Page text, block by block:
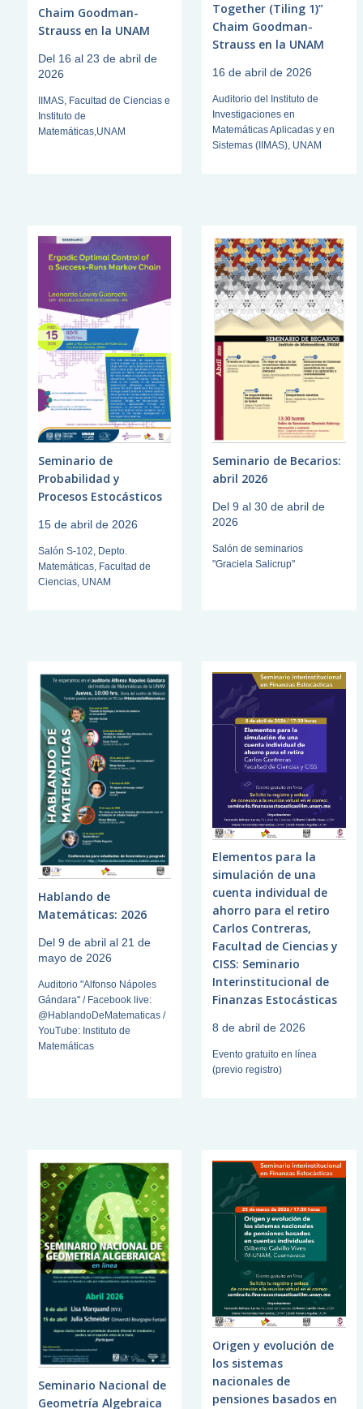
Chaim Goodman-
Strauss en la UNAM
Del 16 al 23 de abril de
2026
IIMAS, Facultad de Ciencias e
Instituto de
Matemáticas,UNAM
Together (Tiling 1)”
Chaim Goodman-
Strauss en la UNAM
16 de abril de 2026
Auditorio del Instituto de
Investigaciones en
Matemáticas Aplicadas y en
Sistemas (IIMAS), UNAM
Seminario de
Probabilidad y
Procesos Estocásticos
15 de abril de 2026
Salón S-102, Depto.
Matemáticas, Facultad de
Ciencias, UNAM
Seminario de Becarios:
abril 2026
Del 9 al 30 de abril de
2026
Salón de seminarios
"Graciela Salicrup"
Hablando de
Matemáticas: 2026
Del 9 de abril al 21 de
mayo de 2026
Auditorio "Alfonso Nápoles
Gándara" / Facebook live:
@HablandoDeMatematicas /
YouTube: Instituto de
Matemáticas
Elementos para la
simulación de una
cuenta individual de
ahorro para el retiro
Carlos Contreras,
Facultad de Ciencias y
CISS: Seminario
Interinstitucional de
Finanzas Estocásticas
8 de abril de 2026
Evento gratuito en línea
(previo registro)
Seminario Nacional de
Geometría Algebraica
Origen y evolución de
los sistemas
nacionales de
pensiones basados en